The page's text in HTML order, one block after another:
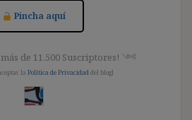
Pincha aquí
de 11.500 Suscriptores! ༺
la Política de Privacidaddel blog]